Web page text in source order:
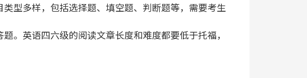
型多样，包括选择题、填空题、判断题等，需要考生
。英语四六级的阅读文章长度和难度都要低于托福，